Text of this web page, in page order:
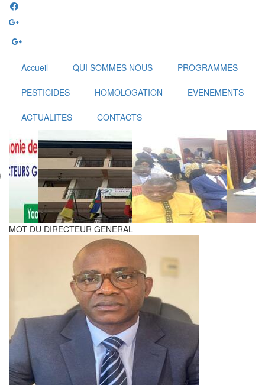
Aller
au
principal
Accueil QUI SOMMES NOUS PROGRAMMES
PESTICIDES HOMOLOGATION EVENEMENTS
ACTUALITES CONTACTS
MOT DU DIRECTEUR GENERAL